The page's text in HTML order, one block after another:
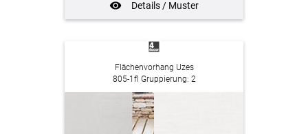
Details / Muster
Flächenvorhang Uzes
805-1fl Gruppierung: 2